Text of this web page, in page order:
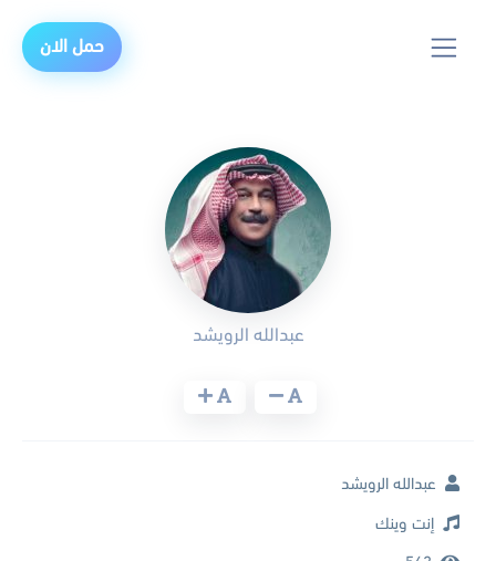
حمل الان
عبدالله الرويشد
عبدالله الرويشد
إنت وينك